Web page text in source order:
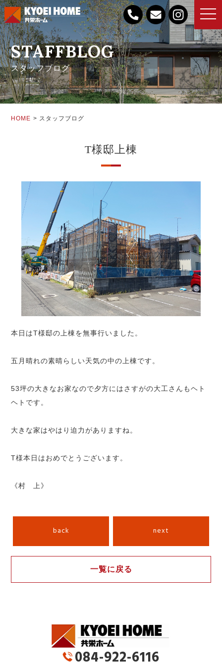
toggle
STAFFBLOG
スタッフブログ
HOME スタッフブログ
T様邸上棟
本日はT様邸の上棟を無事行いました。
五月晴れの素晴らしい天気の中の上棟です。
53坪の大きなお家なので夕方にはさすがの大工さんもヘト
ヘトです。
大きな家はやはり迫力がありますね。
T様本日はおめでとうございます。
《村 上》
back next
一覧に戻る
084-922-6116